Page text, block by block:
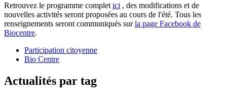
Retrouvez le programme complet ici , des modifications et de
nouvelles activités seront proposées au cours de l'été. Tous les
renseignements seront communiqués surla page Facebook de
Biocentre.
Participation citoyenne
Bio Centre
Actualités par tag